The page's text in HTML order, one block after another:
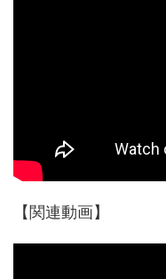
【関連動画】